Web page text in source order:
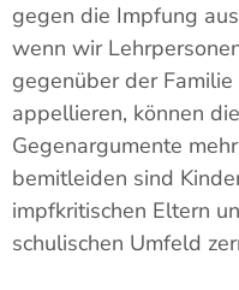
gegen die Impfung
wenn wir
gegenüber der
appellieren, können
Gegenargumente
bemitleiden sind
impfkritischen Eltern
schulischen Umfeld